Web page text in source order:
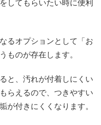
してもらいたい時に便利
るオプションとして「お
ものが存在します。
と、汚れが付着しにくい
らえるので、つきやすい
が付きにくくなります。